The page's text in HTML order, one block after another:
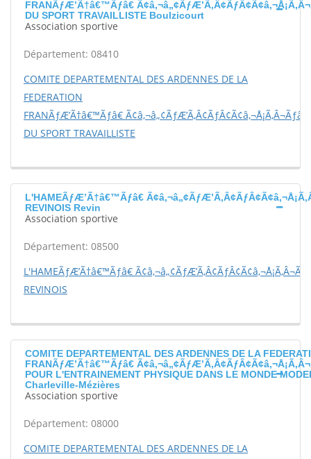
FRANÃƒÆ’Ã†â€™Ãƒâ€
DU SPORT TRAVAILLISTE Boulzicourt
Association sportive
Département: 08410
COMITE DEPARTEMENTAL DES ARDENNES DE LA
FEDERATION
FRANÃƒÆ’Ã†â€™Ãƒâ€
DU SPORT TRAVAILLISTE
L'HAMEÃƒÆ’Ã†â€™Ãƒâ€
REVINOIS Revin
Association sportive
Département: 08500
L'HAMEÃƒÆ’Ã†â€™Ãƒâ€
REVINOIS
COMITE DEPARTEMENTAL DES ARDENNES DE LA
FRANÃƒÆ’Ã†â€™Ãƒâ€
POUR L'ENTRAINEMENT PHYSIQUE DANS LE MONDE
Charleville-Mézières
Association sportive
Département: 08000
COMITE DEPARTEMENTAL DES ARDENNES DE LA